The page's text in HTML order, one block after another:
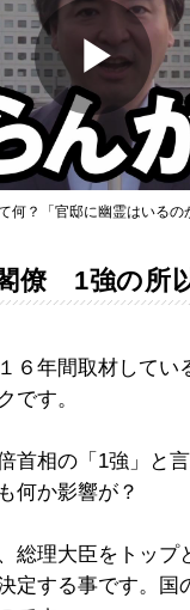
て何？「官邸に幽霊はいる
僚 1強の所
６年間取材してい
です。
相の「1強」と言
何か影響が？
総理大臣をトップ
定する事です。国